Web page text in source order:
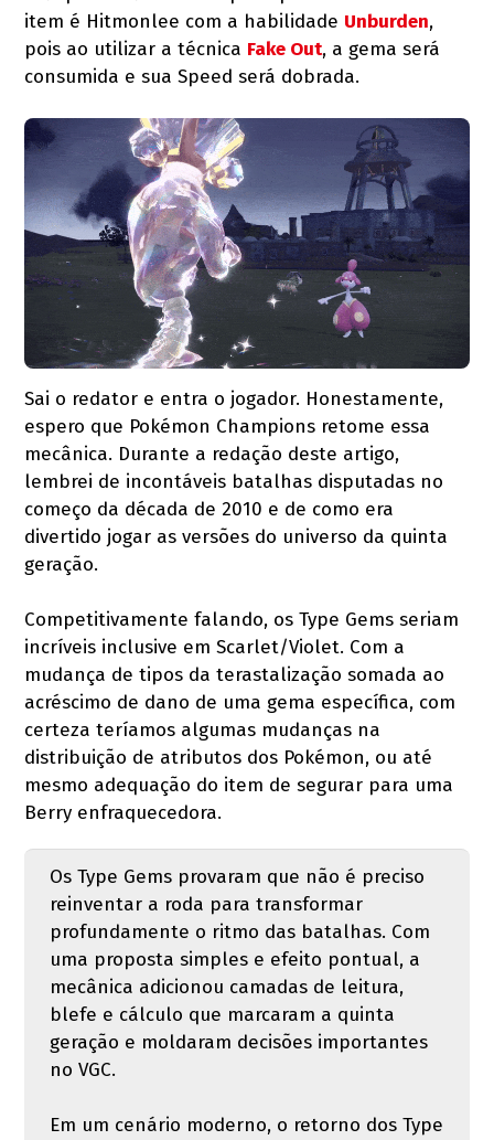
item é Hitmonlee com a habilidade Unburden,
pois ao utilizar a técnica Fake Out, a gema será
consumida e sua Speed será dobrada.
Sai o redator e entra o jogador. Honestamente,
espero que Pokémon Champions retome essa
mecânica. Durante a redação deste artigo,
lembrei de incontáveis batalhas disputadas no
começo da década de 2010 e de como era
divertido jogar as versões do universo da quinta
geração.
Competitivamente falando, os Type Gems seriam
incríveis inclusive em Scarlet/Violet. Com a
mudança de tipos da terastalização somada ao
acréscimo de dano de uma gema específica, com
certeza teríamos algumas mudanças na
distribuição de atributos dos Pokémon, ou até
mesmo adequação do item de segurar para uma
Berry enfraquecedora.
Os Type Gems provaram que não é preciso
reinventar a roda para transformar
profundamente o ritmo das batalhas. Com
uma proposta simples e efeito pontual, a
mecânica adicionou camadas de leitura,
blefe e cálculo que marcaram a quinta
geração e moldaram decisões importantes
no VGC.
Em um cenário moderno, o retorno dos Type